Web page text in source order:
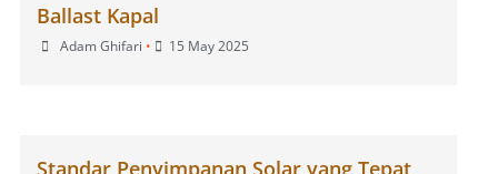
Ballast Kapal
Adam Ghifari • 15 May 2025
Standar Penyimpanan Solar yang Tepat